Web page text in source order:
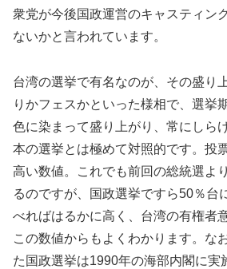
衆党が今後国政運営のキャスティン
ないかと言われています。
台湾の選挙で有名なのが、その盛り
りかフェスかといった様相で、選挙
色に染まって盛り上がり、常にしら
本の選挙とは極めて対照的です。投
高い数値。これでも前回の総統選よ
るのですが、国政選挙ですら50％台
べればはるかに高く、台湾の有権者
この数値からもよくわかります。な
た国政選挙は1990年の海部内閣に実